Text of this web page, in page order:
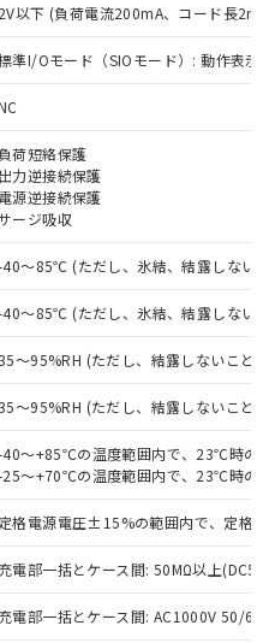
2V以下 (負荷電流200mA、コード長2m
準I/Oモード（SIOモード）: 動作表示
荷短絡保護
出力逆接続保護
電源逆接続保護
ージ吸収
～85℃ (ただし、氷結、結露しないこ
～85℃ (ただし、氷結、結露しないこ
～95%RH (ただし、結露しないこと)
～95%RH (ただし、結露しないこと)
～+85℃の温度範囲内で、23℃時の
～+70℃の温度範囲内で、23℃時の
定格電源電圧±15%の範囲内で、定格
電部一括とケース間: 50MΩ以上
電部一括とケース間: AC1000V 50/
だき、同意のうえ
社制御機器事業取扱
況および標準価格
ていただくもので
取扱商品の中には、
外となる商品もある
さい。
準価格照会結果は、
指令（10物質）の
が提供可能な商品で
令（10物質）の非含
指令（10物質）の
、対応品を出す予
指令（10物質）の
中または確認中の
料など無形物で、有
い商品です。
、非含有部品として
判明した場合などや
あります。
含有率が中国RoHSの
を示します。
含有率が中国RoHSの
とを示します。
当社販売部門へお問
社製品のうち、外国
易法に定める商品
等」という）を輸出